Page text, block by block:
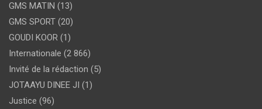
GMS MATIN (13)
GMS SPORT (20)
GOUDI KOOR (1)
Internationale (2 866)
Invité de la rédaction (5)
JOTAAYU DINEE JI (1)
Justice (96)